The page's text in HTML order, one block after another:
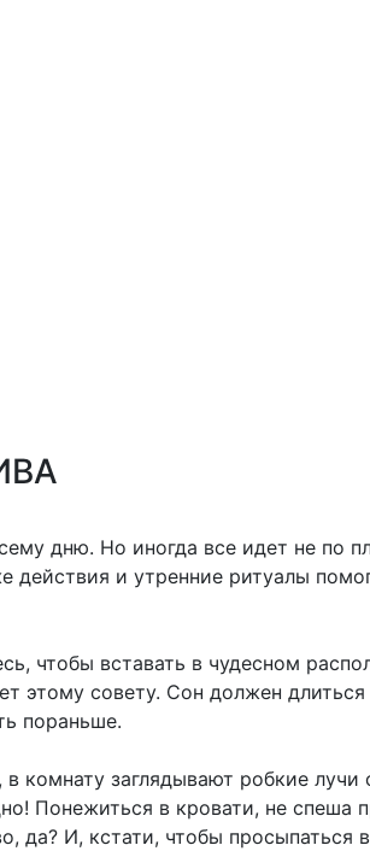
дню. Но иногда все идет не по
действия и утренние ритуалы
чтобы вставать в чудесном
этому совету. Сон должен
пораньше.
комнату заглядывают робкие лучи
Понежиться в кровати, не спеша
да? И, кстати, чтобы просыпаться